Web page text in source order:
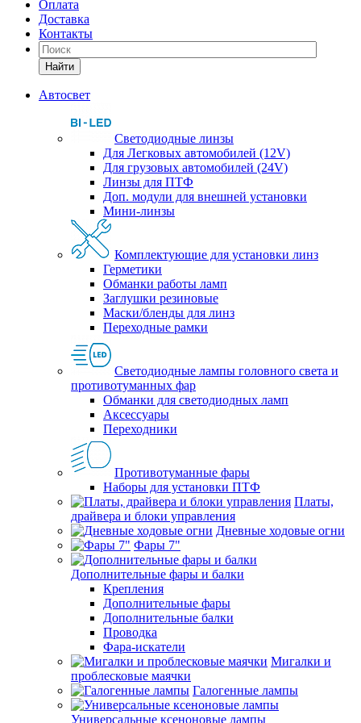
Оплата
Доставка
Контакты
Найти
Автосвет
Светодиодные линзы
Для Легковых автомобилей (12V)
Для грузовых автомобилей (24V)
Линзы для ПТФ
Доп. модули для внешней установки
Мини-линзы
Комплектующие для установки линз
Герметики
Обманки работы ламп
Заглушки резиновые
Маски/бленды для линз
Переходные рамки
Светодиодные лампы головного света и
противотуманных фар
Обманки для светодиодных ламп
Аксессуары
Переходники
Противотуманные фары
Наборы для установки ПТФ
Платы,
драйвера и блоки управления
Дневные ходовые огни
Фары 7"
Дополнительные фары и балки
Крепления
Дополнительные фары
Дополнительные балки
Проводка
Фара-искатели
Мигалки и
проблесковые маячки
Галогенные лампы
Универсальные ксеноновые лампы